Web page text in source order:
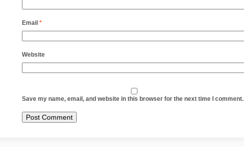
Email *
Website
Save my name, email, and website in this browser for the next time I comment.